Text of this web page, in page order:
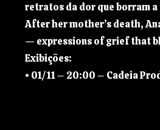
retratos da dor que borram
After her mother’s death,
— expressions of grief that
Exibições:
• 01/11 – 20:00 – Cadeia